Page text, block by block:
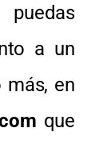
a un
más, en
que